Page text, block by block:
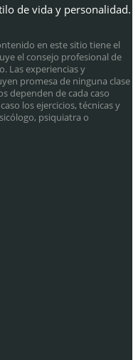
de vida y personalidad.
en este sitio tiene el
el consejo profesional de
Las experiencias y
promesa de ninguna clase
dependen de cada caso
los ejercicios, técnicas y
psiquiatra o